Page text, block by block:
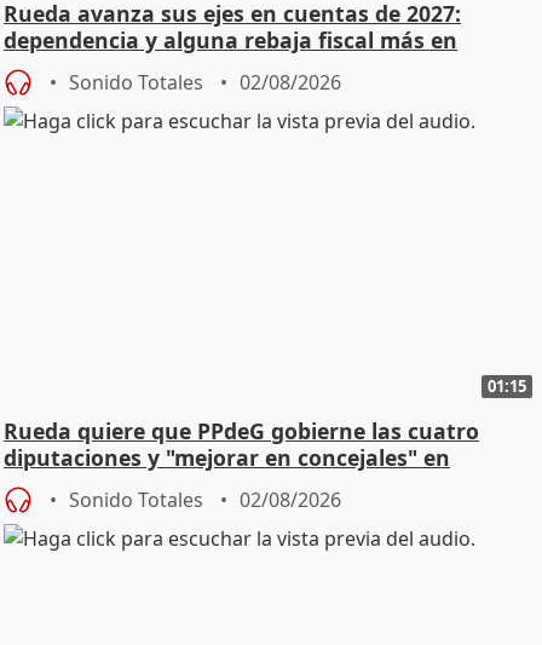
Rueda avanza sus ejes en cuentas de 2027:
dependencia y alguna rebaja fiscal más en
vivienda
Sonido Totales 02/08/2026
01:15
Rueda quiere que PPdeG gobierne las cuatro
diputaciones y "mejorar en concejales" en
ciudades
Sonido Totales 02/08/2026